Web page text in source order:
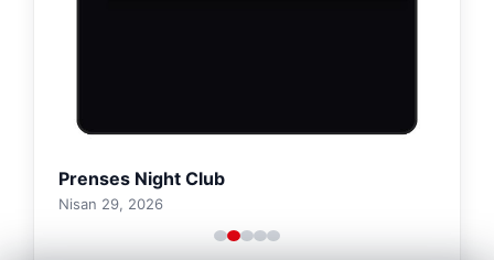
Prenses Night Club
Nisan 29, 2026